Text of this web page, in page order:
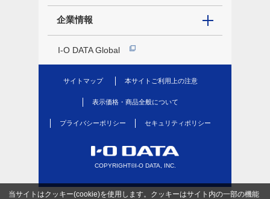
企業情報
I-O DATA Global
サイトマップ 本サイトご利用上の注意
表示価格・商品全般について
プライバシーポリシー セキュリティポリシー
COPYRIGHT©I-O DATA, INC.
当サイトはクッキー(cookie)を使用します。クッキーはサイト内の一部の機能